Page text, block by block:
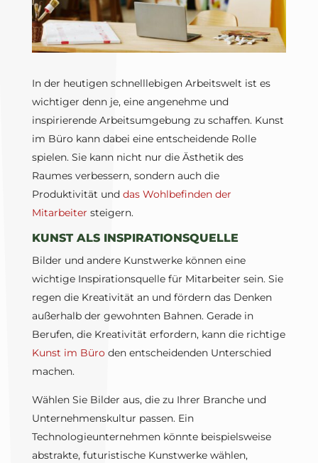
In der heutigen schnelllebigen Arbeitswelt ist es
wichtiger denn je, eine angenehme und
inspirierende Arbeitsumgebung zu schaffen. Kunst
im Büro kann dabei eine entscheidende Rolle
spielen. Sie kann nicht nur die Ästhetik des
Raumes verbessern, sondern auch die
Produktivität und das Wohlbefinden der
Mitarbeiter steigern.
KUNST ALS INSPIRATIONSQUELLE
Bilder und andere Kunstwerke können eine
wichtige Inspirationsquelle für Mitarbeiter sein. Sie
regen die Kreativität an und fördern das Denken
außerhalb der gewohnten Bahnen. Gerade in
Berufen, die Kreativität erfordern, kann die richtige
Kunst im Büroden entscheidenden Unterschied
machen.
Wählen Sie Bilder aus, die zu Ihrer Branche und
Unternehmenskultur passen. Ein
Technologieunternehmen könnte beispielsweise
abstrakte, futuristische Kunstwerke wählen,